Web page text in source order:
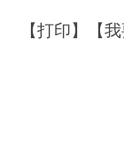
【打印】【